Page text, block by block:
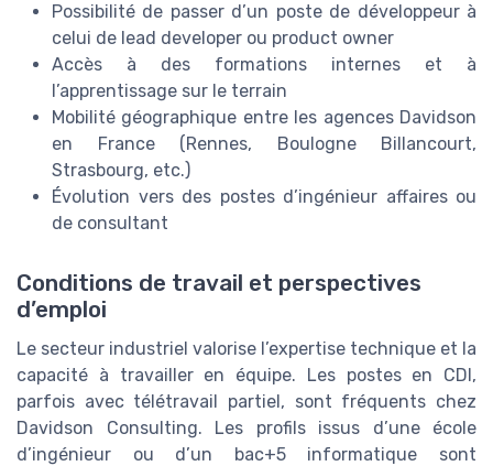
Possibilité de passer d’un poste de développeur à
celui de lead developer ou product owner
Accès à des formations internes et à
l’apprentissage sur le terrain
Mobilité géographique entre les agences Davidson
en France (Rennes, Boulogne Billancourt,
Strasbourg, etc.)
Évolution vers des postes d’ingénieur affaires ou
de consultant
Conditions de travail et perspectives
d’emploi
Le secteur industriel valorise l’expertise technique et la
capacité à travailler en équipe. Les postes en CDI,
parfois avec télétravail partiel, sont fréquents chez
Davidson Consulting. Les profils issus d’une école
d’ingénieur ou d’un bac+5 informatique sont